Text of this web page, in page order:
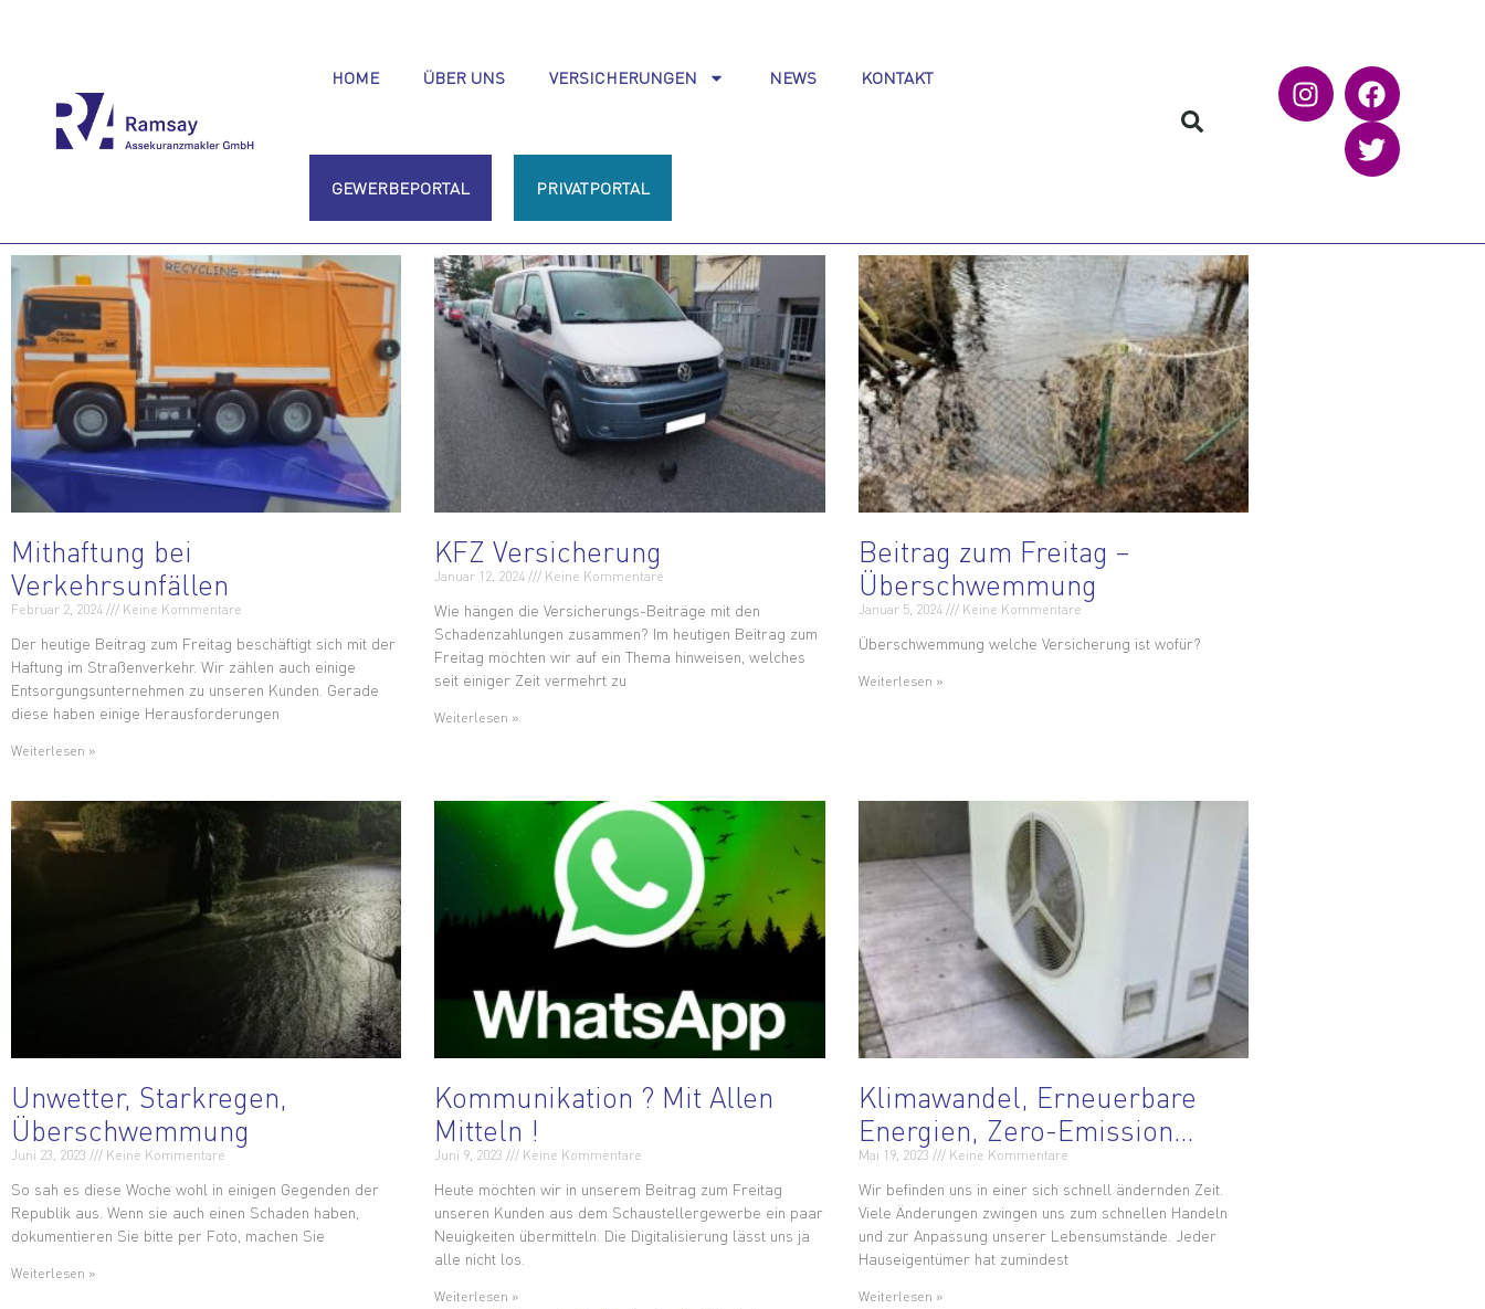
HOME ÜBER UNS VERSICHERUNGEN NEWS KONTAKT
GEWERBEPORTAL PRIVATPORTAL
Mithaftung bei
Verkehrsunfällen
Februar 2, 2024 Keine Kommentare
Der heutige Beitrag zum Freitag beschäftigt sich mit der
Haftung im Straßenverkehr. Wir zählen auch einige
Entsorgungsunternehmen zu unseren Kunden. Gerade
diese haben einige Herausforderungen
Weiterlesen »
KFZ Versicherung
Januar 12, 2024 Keine Kommentare
Wie hängen die Versicherungs-Beiträge mit den
Schadenzahlungen zusammen? Im heutigen Beitrag zum
Freitag möchten wir auf ein Thema hinweisen, welches
seit einiger Zeit vermehrt zu
Weiterlesen »
Beitrag zum Freitag –
Überschwemmung
Januar 5, 2024 Keine Kommentare
Überschwemmung welche Versicherung ist wofür?
Weiterlesen »
Unwetter, Starkregen,
Überschwemmung
Juni 23, 2023 Keine Kommentare
So sah es diese Woche wohl in einigen Gegenden der
Republik aus. Wenn sie auch einen Schaden haben,
dokumentieren Sie bitte per Foto, machen Sie
Weiterlesen »
Kommunikation ? Mit Allen
Mitteln !
Juni 9, 2023 Keine Kommentare
Heute möchten wir in unserem Beitrag zum Freitag
unseren Kunden aus dem Schaustellergewerbe ein paar
Neuigkeiten übermitteln. Die Digitalisierung lässt uns ja
alle nicht los.
Weiterlesen »
Klimawandel, Erneuerbare
Energien, Zero-Emission…
Mai 19, 2023 Keine Kommentare
Wir befinden uns in einer sich schnell ändernden Zeit.
Viele Änderungen zwingen uns zum schnellen Handeln
und zur Anpassung unserer Lebensumstände. Jeder
Hauseigentümer hat zumindest
Weiterlesen »